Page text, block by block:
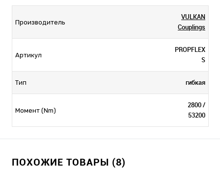
Производитель
VULKAN
Couplings
Артикул
PROPFLEX
S
Тип гибкая
Момент (Nm)
2800 /
53200
ПОХОЖИЕ ТОВАРЫ (8)